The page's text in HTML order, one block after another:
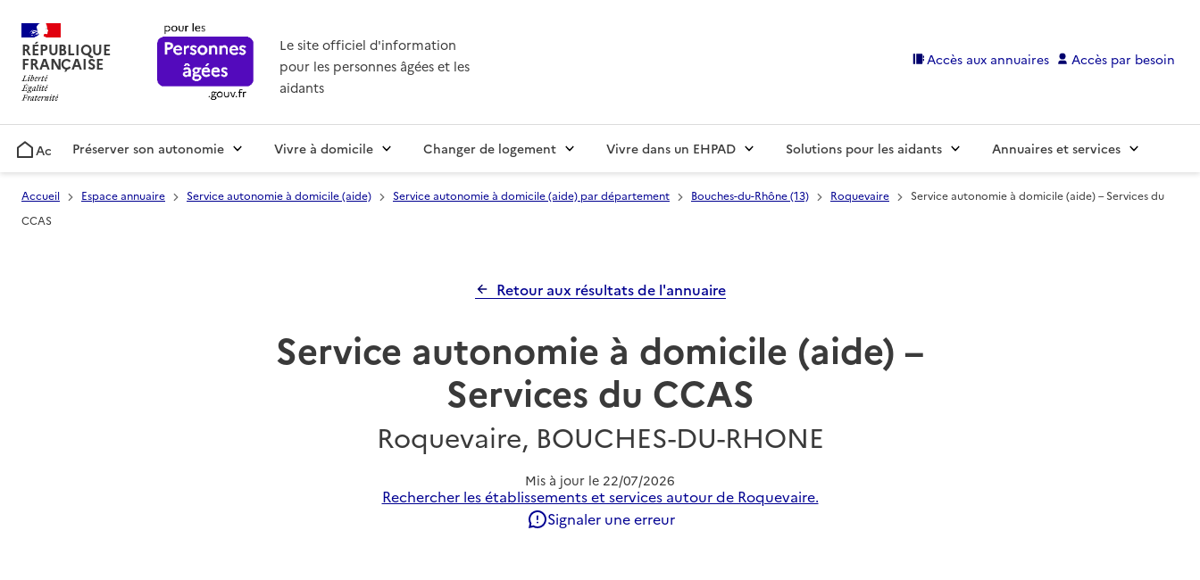
RÉPUBLIQUE
FRANÇAISE
Le site officiel d'information
pour les personnes âgées et les
aidants
Accès aux annuaires Accès par besoin
AccueilPréserver son autonomie Vivre à domicile Changer de logement Vivre dans un EHPAD Solutions pour les aidants Annuaires et services
Accueil Espace annuaire Service autonomie à domicile (aide) Service autonomie à domicile (aide) par département Bouches-du-Rhône (13) Roquevaire
Service autonomie à domicile (aide) – Services du
CCAS
Retour aux résultats de l'annuaire
Service autonomie à domicile (aide) –
Services du CCAS
Roquevaire, BOUCHES-DU-RHONE
Mis à jour le 22/07/2026
Rechercher les établissements et services autour de Roquevaire.
Signaler une erreur